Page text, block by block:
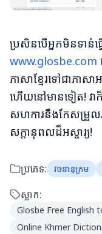
ប្រសិនបើអ្នកមិនទាន់ធ្
www.glosbe.com
ភាសាខ្មែរទៅជាភាស
ហើយនៅមានទៀត! វា
សហការនឹងកែសម្រួល/ប
សក្តានុពលដ៏អស្ចារ្យ!
ប្រភេទ: វចនានុក្រម
ស្លាក:
Glosbe Free English
Online Khmer